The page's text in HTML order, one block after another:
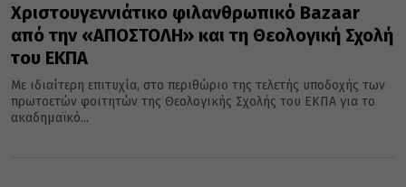
Χριστουγεννιάτικο φιλανθρωπικό Bazaar
από την «ΑΠΟΣΤΟΛΗ» και τη Θεολογική Σχολή
του ΕΚΠΑ
Με ιδιαίτερη επιτυχία, στο περιθώριο της τελετής υποδοχής των
πρωτοετών φοιτητών της Θεολογικής Σχολής του ΕΚΠΑ για το
ακαδημαϊκό...